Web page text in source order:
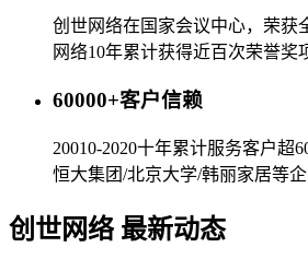
创世网络在国家会议中心，荣获
网络10年累计获得近百次荣誉奖
60000+客户信赖
20010-2020十年累计服务客户超
恒大集团/北京大学/韩丽家居等
创世网络 最新动态